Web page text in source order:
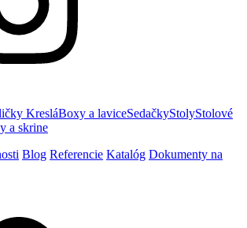
KresláBoxy a laviceSedačkyStolyStolové
a skrine
Blog Referencie Katalóg Dokumenty na